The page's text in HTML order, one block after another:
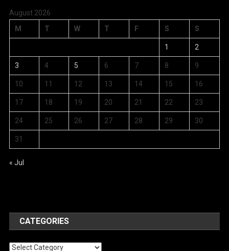
August 2026
M
T W T F S S
1 2
3 4 5 6 7 8 9
10 11 12 13 14 15 16
17 18 19 20 21 22 23
24 25 26 27 28 29 30
31
« Jul
CATEGORIES
Categories